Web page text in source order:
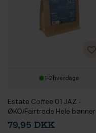
1-2 hverdage
Estate Coffee 01 JAZ -
ØKO/Fairtrade Hele bønner
200g
79,95 DKK